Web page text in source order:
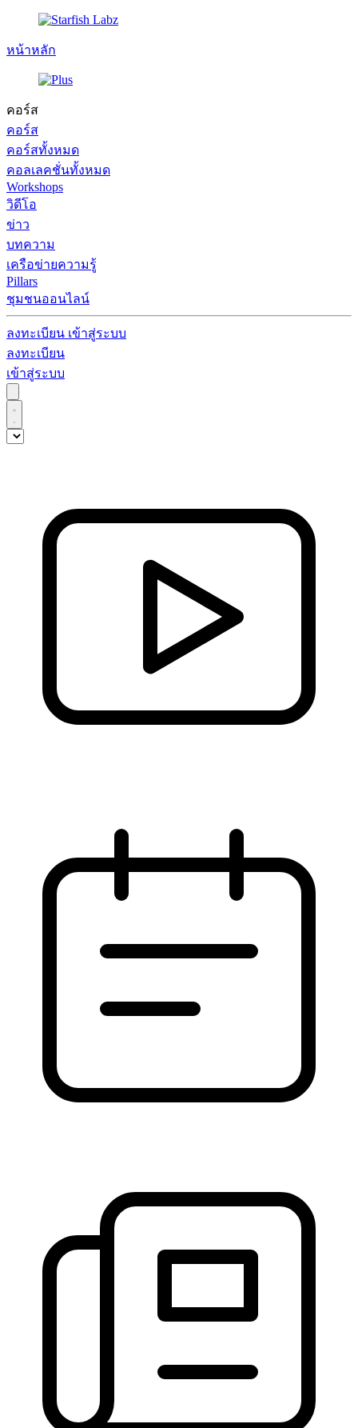
หน้าหลัก
คอร์ส
คอร์ส
คอร์สทั้งหมด
คอลเลคชั่นทั้งหมด
Workshops
วิดีโอ
ข่าว
บทความ
เครือข่ายความรู้
Pillars
ชุมชนออนไลน์
ลงทะเบียน เข้าสู่ระบบ
ลงทะเบียน
เข้าสู่ระบบ